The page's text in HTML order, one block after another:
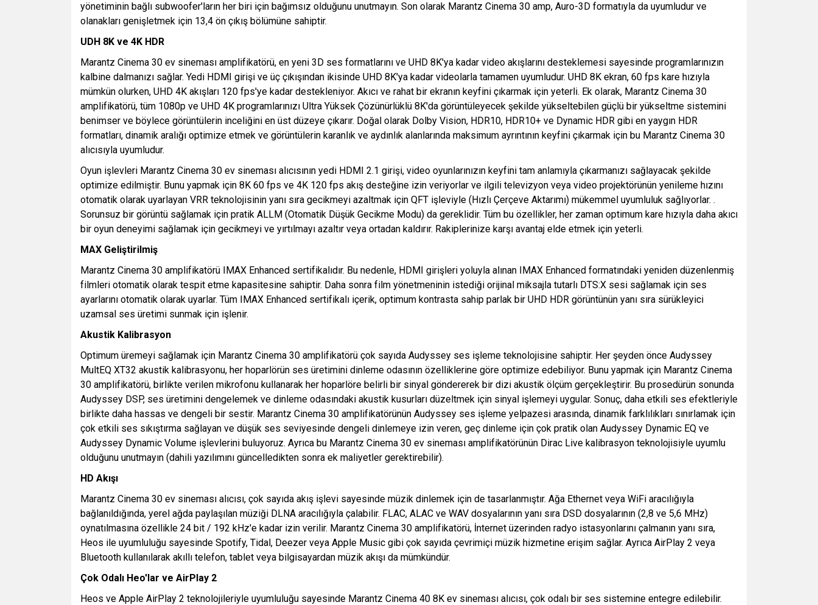
yönetiminin bağlı subwoofer'ların her biri için bağımsız olduğunu unutmayın. Son olarak Marantz Cinema 30 amp, Auro-3D formatıyla da uyumludur ve
olanakları genişletmek için 13,4 ön çıkış bölümüne sahiptir.
UDH 8K ve 4K HDR
Marantz Cinema 30 ev sineması amplifikatörü, en yeni 3D ses formatlarını ve UHD 8K'ya kadar video akışlarını desteklemesi sayesinde programlarınızın
kalbine dalmanızı sağlar. Yedi HDMI girişi ve üç çıkışından ikisinde UHD 8K'ya kadar videolarla tamamen uyumludur. UHD 8K ekran, 60 fps kare hızıyla
mümkün olurken, UHD 4K akışları 120 fps'ye kadar destekleniyor. Akıcı ve rahat bir ekranın keyfini çıkarmak için yeterli. Ek olarak, Marantz Cinema 30
amplifikatörü, tüm 1080p ve UHD 4K programlarınızı Ultra Yüksek Çözünürlüklü 8K'da görüntüleyecek şekilde yükseltebilen güçlü bir yükseltme sistemini
benimser ve böylece görüntülerin inceliğini en üst düzeye çıkarır. Doğal olarak Dolby Vision, HDR10, HDR10+ ve Dynamic HDR gibi en yaygın HDR
formatları, dinamik aralığı optimize etmek ve görüntülerin karanlık ve aydınlık alanlarında maksimum ayrıntının keyfini çıkarmak için bu Marantz Cinema 30
alıcısıyla uyumludur.
Oyun işlevleri Marantz Cinema 30 ev sineması alıcısının yedi HDMI 2.1 girişi, video oyunlarınızın keyfini tam anlamıyla çıkarmanızı sağlayacak şekilde
optimize edilmiştir. Bunu yapmak için 8K 60 fps ve 4K 120 fps akış desteğine izin veriyorlar ve ilgili televizyon veya video projektörünün yenileme hızını
otomatik olarak uyarlayan VRR teknolojisinin yanı sıra gecikmeyi azaltmak için QFT işleviyle (Hızlı Çerçeve Aktarımı) mükemmel uyumluluk sağlıyorlar. .
Sorunsuz bir görüntü sağlamak için pratik ALLM (Otomatik Düşük Gecikme Modu) da gereklidir. Tüm bu özellikler, her zaman optimum kare hızıyla daha akıcı
bir oyun deneyimi sağlamak için gecikmeyi ve yırtılmayı azaltır veya ortadan kaldırır. Rakiplerinize karşı avantaj elde etmek için yeterli.
MAX Geliştirilmiş
Marantz Cinema 30 amplifikatörü IMAX Enhanced sertifikalıdır. Bu nedenle, HDMI girişleri yoluyla alınan IMAX Enhanced formatındaki yeniden düzenlenmiş
filmleri otomatik olarak tespit etme kapasitesine sahiptir. Daha sonra film yönetmeninin istediği orijinal miksajla tutarlı DTS:X sesi sağlamak için ses
ayarlarını otomatik olarak uyarlar. Tüm IMAX Enhanced sertifikalı içerik, optimum kontrasta sahip parlak bir UHD HDR görüntünün yanı sıra sürükleyici
uzamsal ses üretimi sunmak için işlenir.
Akustik Kalibrasyon
Optimum üremeyi sağlamak için Marantz Cinema 30 amplifikatörü çok sayıda Audyssey ses işleme teknolojisine sahiptir. Her şeyden önce Audyssey
MultEQ XT32 akustik kalibrasyonu, her hoparlörün ses üretimini dinleme odasının özelliklerine göre optimize edebiliyor. Bunu yapmak için Marantz Cinema
30 amplifikatörü, birlikte verilen mikrofonu kullanarak her hoparlöre belirli bir sinyal göndererek bir dizi akustik ölçüm gerçekleştirir. Bu prosedürün sonunda
Audyssey DSP, ses üretimini dengelemek ve dinleme odasındaki akustik kusurları düzeltmek için sinyal işlemeyi uygular. Sonuç, daha etkili ses efektleriyle
birlikte daha hassas ve dengeli bir sestir. Marantz Cinema 30 amplifikatörünün Audyssey ses işleme yelpazesi arasında, dinamik farklılıkları sınırlamak için
çok etkili ses sıkıştırma sağlayan ve düşük ses seviyesinde dengeli dinlemeye izin veren, geç dinleme için çok pratik olan Audyssey Dynamic EQ ve
Audyssey Dynamic Volume işlevlerini buluyoruz. Ayrıca bu Marantz Cinema 30 ev sineması amplifikatörünün Dirac Live kalibrasyon teknolojisiyle uyumlu
olduğunu unutmayın (dahili yazılımını güncelledikten sonra ek maliyetler gerektirebilir).
HD Akışı
Marantz Cinema 30 ev sineması alıcısı, çok sayıda akış işlevi sayesinde müzik dinlemek için de tasarlanmıştır. Ağa Ethernet veya WiFi aracılığıyla
bağlanıldığında, yerel ağda paylaşılan müziği DLNA aracılığıyla çalabilir. FLAC, ALAC ve WAV dosyalarının yanı sıra DSD dosyalarının (2,8 ve 5,6 MHz)
oynatılmasına özellikle 24 bit / 192 kHz'e kadar izin verilir. Marantz Cinema 30 amplifikatörü, İnternet üzerinden radyo istasyonlarını çalmanın yanı sıra,
Heos ile uyumluluğu sayesinde Spotify, Tidal, Deezer veya Apple Music gibi çok sayıda çevrimiçi müzik hizmetine erişim sağlar. Ayrıca AirPlay 2 veya
Bluetooth kullanılarak akıllı telefon, tablet veya bilgisayardan müzik akışı da mümkündür.
Çok Odalı Heo'lar ve AirPlay 2
Heos ve Apple AirPlay 2 teknolojileriyle uyumluluğu sayesinde Marantz Cinema 40 8K ev sineması alıcısı, çok odalı bir ses sistemine entegre edilebilir.